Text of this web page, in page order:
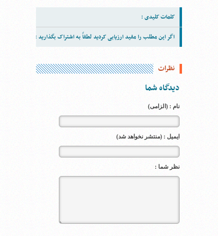
کلمات کلیدی :
اگر این مطلب را مفید ارزیابی کردید لطفاً به اشتراک بگذارید :
نظرات
دیدگاه شما
نام : (الزامی)
ایمیل : (منتشر نخواهد شد)
نظر شما :